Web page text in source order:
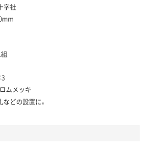
字社
3
ムメッキ
などの設置に。